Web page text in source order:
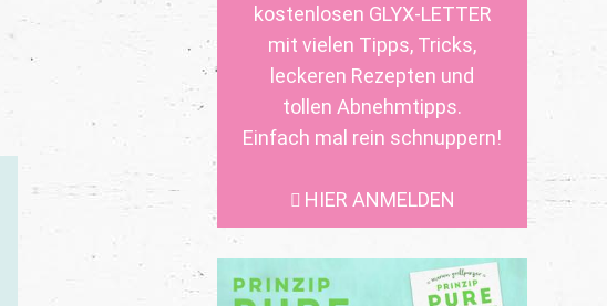
kostenlosen GLYX-LETTER
mit vielen Tipps, Tricks,
leckeren Rezepten und
tollen Abnehmtipps.
Einfach mal rein schnuppern!
HIER ANMELDEN